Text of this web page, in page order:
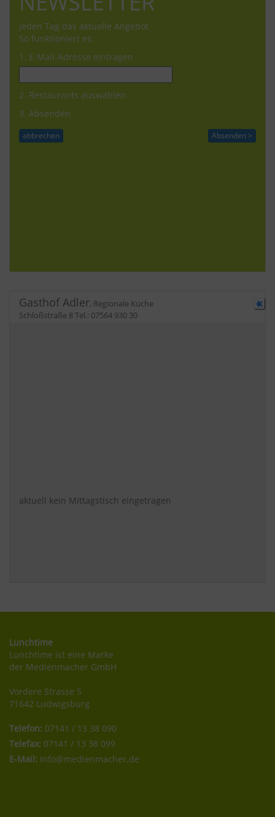
Jeden Tag das aktuelle Angebot
So funktioniert es:
1. E-Mail-Adresse eintragen
2. Restaurants auswählen
3. Absenden
Gasthof Adler, Regionale Küche
Schloßstraße 8Tel.: 07564 930 30
aktuell kein Mittagstisch eingetragen
Lunchtime
Lunchtime ist eine Marke
der Medienmacher GmbH
Vordere Strasse 5
71642 Ludwigsburg
Telefon: 07141 / 13 38 090
Telefax: 07141 / 13 38 099
E-Mail: info@medienmacher.de